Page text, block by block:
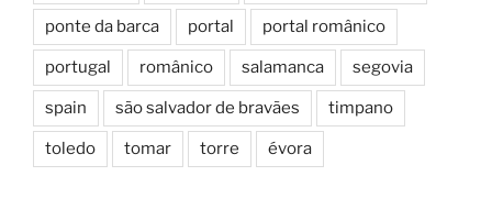
ponte da barca portal portal românico
portugal românico salamanca segovia
spain são salvador de bravães timpano
toledo tomar torre évora